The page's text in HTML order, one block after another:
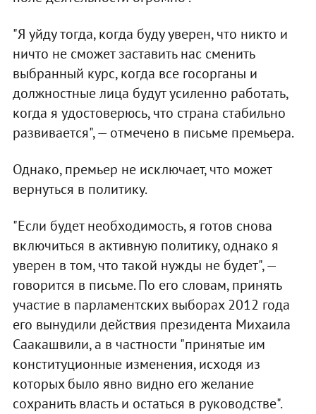
"Я уйду тогда, когда буду уверен, что никто и
ничто не сможет заставить нас сменить
выбранный курс, когда все госорганы и
должностные лица будут усиленно работать,
когда я удостоверюсь, что страна стабильно
развивается", — отмечено в письме премьера.
Однако, премьер не исключает, что может
вернуться в политику.
"Если будет необходимость, я готов снова
включиться в активную политику, однако я
уверен в том, что такой нужды не будет", —
говорится в письме. По его словам, принять
участие в парламентских выборах 2012 года
его вынудили действия президента Михаила
Саакашвили, а в частности "принятые им
конституционные изменения, исходя из
которых было явно видно его желание
сохранить власть и остаться в руководстве".